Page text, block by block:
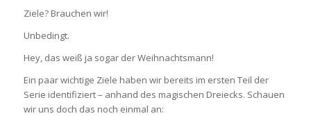
Ziele? Brauchen wir!
Unbedingt.
Hey, das weiß ja sogar der Weihnachtsmann!
Ein paar wichtige Ziele haben wir bereits im ersten Teil der
Serie identifiziert – anhand des magischen Dreiecks. Schauen
wir uns doch das noch einmal an: